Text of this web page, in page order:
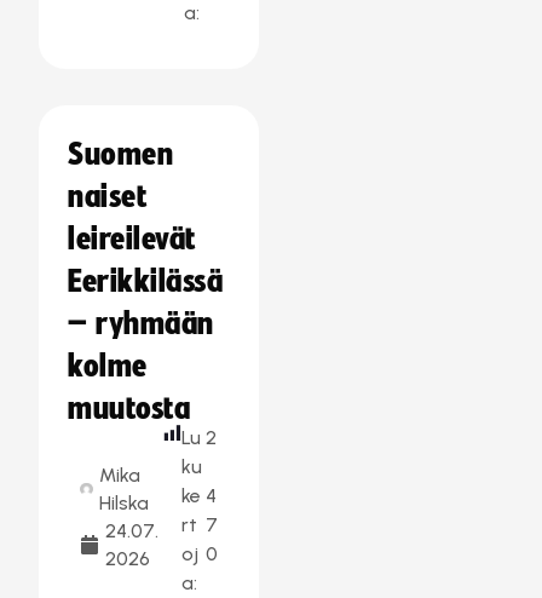
a:
Suomen
naiset
leireilevät
Eerikkilässä
– ryhmään
kolme
muutosta
Mika
Hilska
24.07.
2026
Lu
ku
ke
rt
oj
a:
2
4
7
0